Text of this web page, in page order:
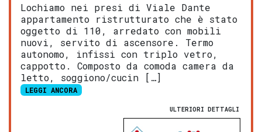
Lochiamo nei presi di Viale Dante
appartamento ristrutturato che è stato
oggetto di 110, arredato con mobili
nuovi, servito di ascensore. Termo
autonomo, infissi con triplo vetro,
cappotto. Composto da comoda camera da
letto, soggiono/cucin […]
LEGGI ANCORA
ULTERIORI DETTAGLI